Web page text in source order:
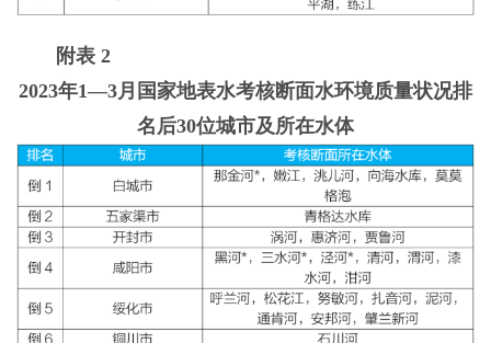
附表 2
2023年1—3月国家地表水考核断面水环境质量状况排
名后30位城市及所在水体